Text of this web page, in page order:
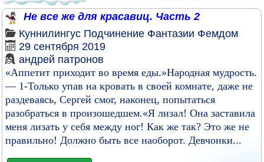
Не все же для красавиц. Часть 2
Куннилингус Подчинение Фантазии Фемдом
29 сентября 2019
андрей патронов
«Аппетит приходит во время еды.»Народная мудрость.
— 1-Только упав на кровать в своей комнате, даже не
раздеваясь, Сергей смог, наконец, попытаться
разобраться в произошедшем.«Я лизал! Она заставила
меня лизать у себя между ног! Как же так? Это же не
правильно! Должно быть все наоборот. Девчонки...